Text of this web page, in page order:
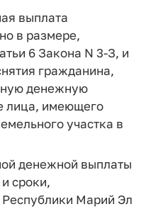
выплата
в размере,
6 Закона N 3-З, и
гражданина,
денежную
лица, имеющего
участка в
денежной выплаты
сроки,
Марий Эл